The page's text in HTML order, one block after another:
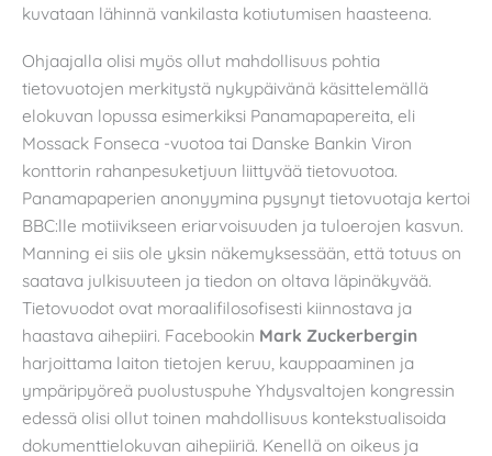
kuvataan lähinnä vankilasta kotiutumisen haasteena.
Ohjaajalla olisi myös ollut mahdollisuus pohtia
tietovuotojen merkitystä nykypäivänä käsittelemällä
elokuvan lopussa esimerkiksi Panamapapereita, eli
Mossack Fonseca -vuotoa tai Danske Bankin Viron
konttorin rahanpesuketjuun liittyvää tietovuotoa.
Panamapaperien anonyymina pysynyt tietovuotaja kertoi
BBC:lle motiivikseen eriarvoisuuden ja tuloerojen kasvun.
Manning ei siis ole yksin näkemyksessään, että totuus on
saatava julkisuuteen ja tiedon on oltava läpinäkyvää.
Tietovuodot ovat moraalifilosofisesti kiinnostava ja
haastava aihepiiri. Facebookin Mark Zuckerbergin
harjoittama laiton tietojen keruu, kauppaaminen ja
ympäripyöreä puolustuspuhe Yhdysvaltojen kongressin
edessä olisi ollut toinen mahdollisuus kontekstualisoida
dokumenttielokuvan aihepiiriä. Kenellä on oikeus ja